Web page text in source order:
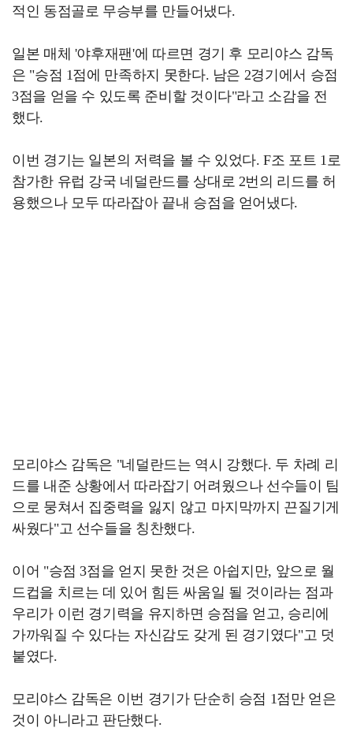
적인 동점골로 무승부를 만들어냈다.
일본 매체 '야후재팬'에 따르면 경기 후 모리야스 감독
은 "승점 1점에 만족하지 못한다. 남은 2경기에서 승점
3점을 얻을 수 있도록 준비할 것이다"라고 소감을 전
했다.
이번 경기는 일본의 저력을 볼 수 있었다. F조 포트 1로
참가한 유럽 강국 네덜란드를 상대로 2번의 리드를 허
용했으나 모두 따라잡아 끝내 승점을 얻어냈다.
모리야스 감독은 "네덜란드는 역시 강했다. 두 차례 리
드를 내준 상황에서 따라잡기 어려웠으나 선수들이 팀
으로 뭉쳐서 집중력을 잃지 않고 마지막까지 끈질기게
싸웠다"고 선수들을 칭찬했다.
이어 "승점 3점을 얻지 못한 것은 아쉽지만, 앞으로 월
드컵을 치르는 데 있어 힘든 싸움일 될 것이라는 점과
우리가 이런 경기력을 유지하면 승점을 얻고, 승리에
가까워질 수 있다는 자신감도 갖게 된 경기였다"고 덧
붙였다.
모리야스 감독은 이번 경기가 단순히 승점 1점만 얻은
것이 아니라고 판단했다.